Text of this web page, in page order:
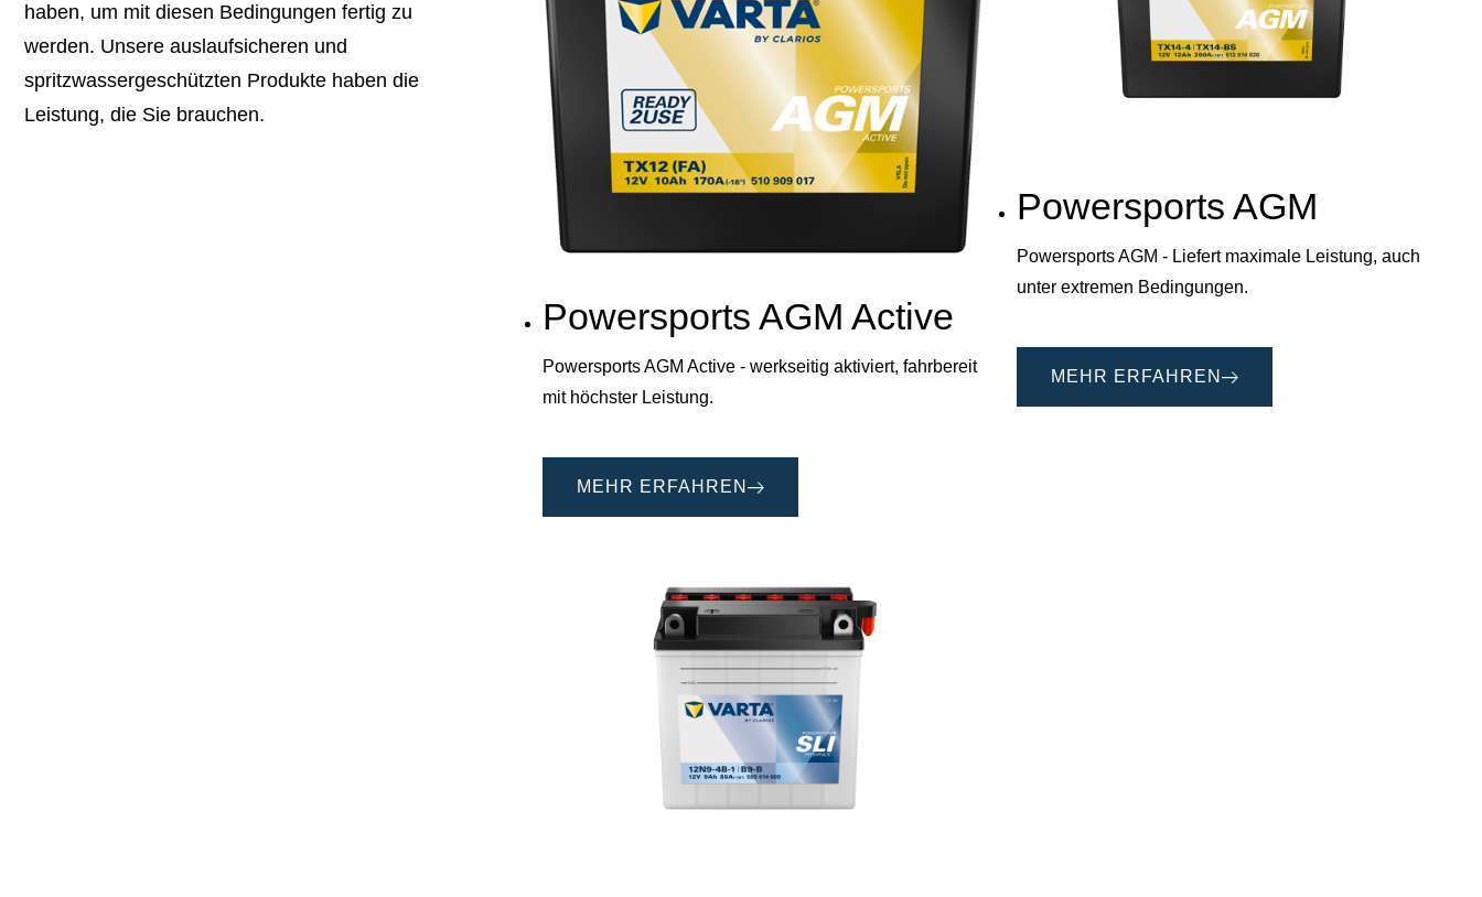
haben, um mit diesen Bedingungen fertig zu
werden. Unsere auslaufsicheren und
spritzwassergeschützten Produkte haben die
Leistung, die Sie brauchen.
Powersports AGM Active
Powersports AGM Active - werkseitig aktiviert, fahrbereit
mit höchster Leistung.
MEHR ERFAHREN
Powersports AGM
Powersports AGM - Liefert maximale Leistung, auch
unter extremen Bedingungen.
MEHR ERFAHREN